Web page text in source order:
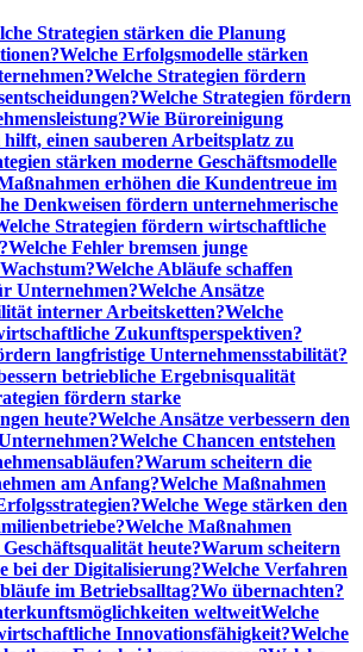
Strategien stärken die Planung
Welche Erfolgsmodelle stärken
Welche Strategien fördern
Welche Strategien fördern
Wie Büroreinigung
einen sauberen Arbeitsplatz zu
stärken moderne Geschäftsmodelle
erhöhen die Kundentreue im
Denkweisen fördern unternehmerische
Strategien fördern wirtschaftliche
Welche Fehler bremsen junge
Welche Abläufe schaffen
Unternehmen?Welche Ansätze
interner Arbeitsketten?Welche
Zukunftsperspektiven?
langfristige Unternehmensstabilität?
betriebliche Ergebnisqualität
fördern starke
heute?Welche Ansätze verbessern den
Welche Chancen entstehen
Warum scheitern die
am Anfang?Welche Maßnahmen
Welche Wege stärken den
Welche Maßnahmen
heute?Warum scheitern
bei der Digitalisierung?Welche Verfahren
im Betriebsalltag?Wo übernachten?
weltweitWelche
Innovationsfähigkeit?Welche